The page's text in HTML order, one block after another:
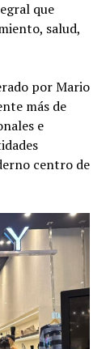
que
salud,
por Mario
más de
e
centro de